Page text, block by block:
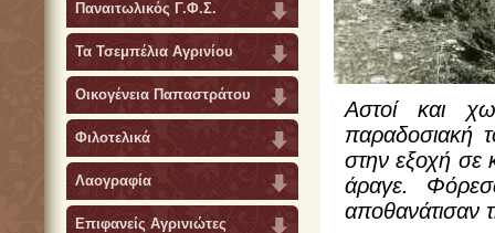
Παναιτωλικός Γ.Φ.Σ.
Τα Τσεμπέλια Αγρινίου
Οικογένεια Παπαστράτου
Φιλοτελικά
Λαογραφία
Επιφανείς Αγρινιώτες
Αστοί και
παραδοσιακή
στην εξοχή σε
άραγε.
αποθανάτισαν